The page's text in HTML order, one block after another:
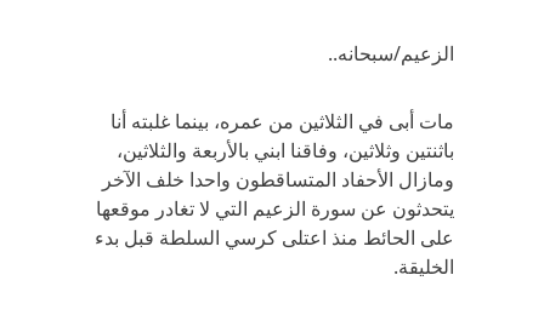
الزعيم/سبحانه..
مات أبى في الثلاثين من عمره، بينما غلبته أنا
باثنتين وثلاثين، وفاقنا ابني بالأربعة والثلاثين،
ومازال الأحفاد المتساقطون واحدا خلف الآخر
يتحدثون عن سورة الزعيم التي لا تغادر موقعها
على الحائط منذ اعتلى كرسي السلطة قبل بدء
الخليقة.